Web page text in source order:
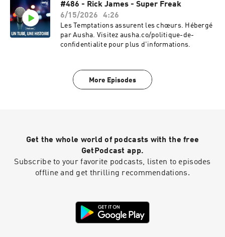
#486 - Rick James - Super Freak
6/15/2026
4:26
Les Temptations assurent les chœurs. Hébergé
par Ausha. Visitez ausha.co/politique-de-
confidentialite pour plus d'informations.
More Episodes
Get the whole world of podcasts with the free
GetPodcast app.
Subscribe to your favorite podcasts, listen to episodes
offline and get thrilling recommendations.